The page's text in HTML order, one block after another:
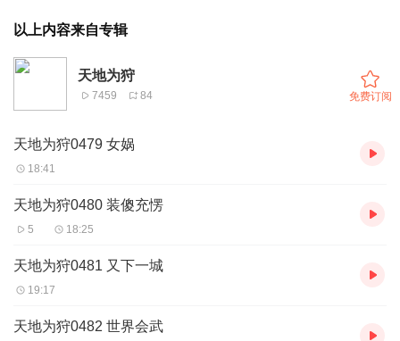
以上内容来自专辑
天地为狩
7459 84 免费订阅
天地为狩0479 女娲
18:41
天地为狩0480 装傻充愣
5 18:25
天地为狩0481 又下一城
19:17
天地为狩0482 世界会武